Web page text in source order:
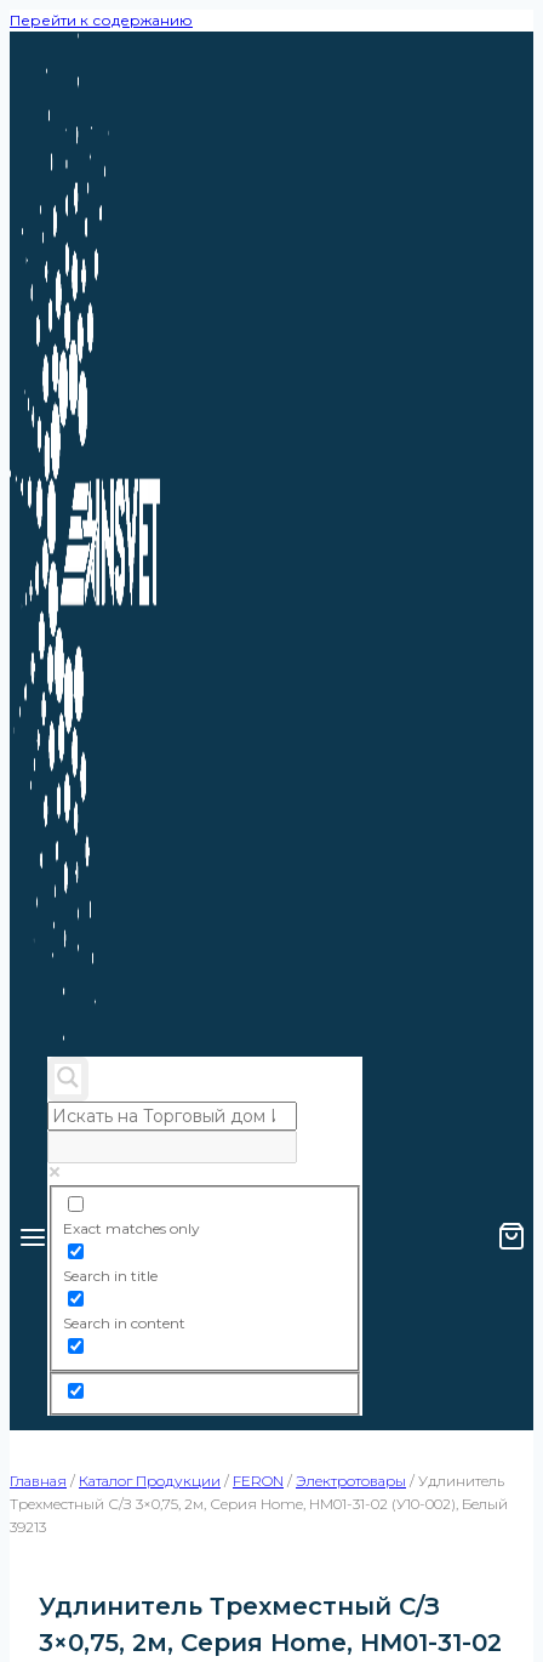
Перейти к содержанию
Exact matches only
Search in title
Search in content
Главная / Каталог Продукции / FERON / Электротовары / Удлинитель
Трехместный С/з 3×0,75, 2м, Серия Home, HM01-31-02 (У10-002), Белый
39213
Удлинитель Трехместный С/з
3×0,75, 2м, Серия Home, HM01-31-02